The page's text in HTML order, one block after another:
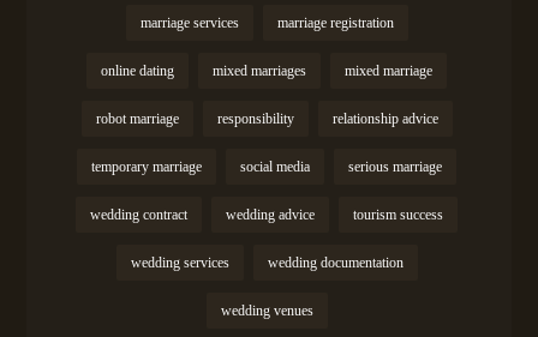
marriage registration
marriage services
mixed marriage
mixed marriages
online dating
relationship advice
responsibility
robot marriage
serious marriage
social media
temporary marriage
tourism success
wedding advice
wedding contract
wedding documentation
wedding services
wedding venues